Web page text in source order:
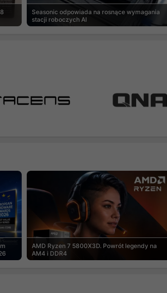
Seasonic odpowiada na rosnące wymagania
stacji roboczych AI
AMD Ryzen 7 5800X3D. Powrót legendy na
AM4 i DDR4